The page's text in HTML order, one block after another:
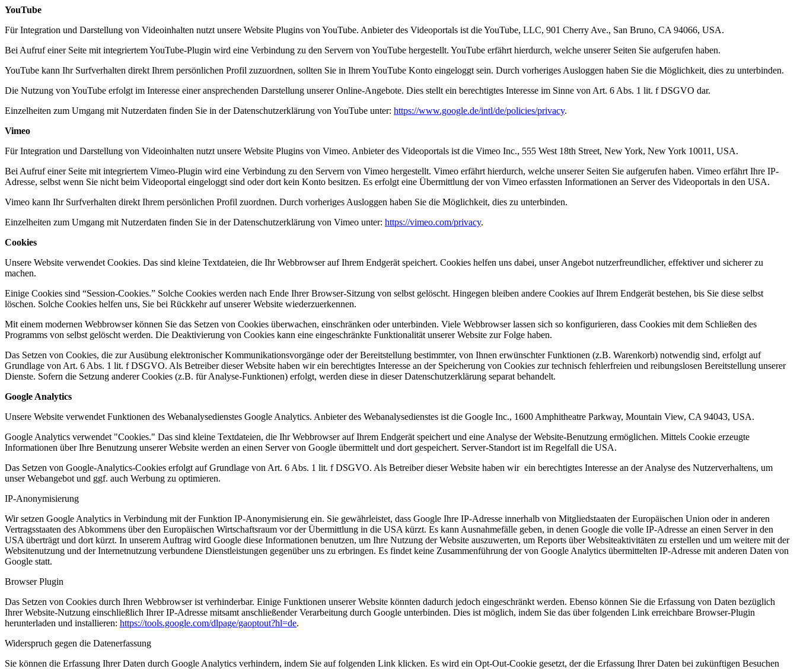
YouTube
Für Integration und Darstellung von Videoinhalten nutzt unsere Website Plugins von YouTube. Anbieter des Videoportals ist die YouTube, LLC, 901 Cherry Ave., San Bruno, CA 94066, USA.
Bei Aufruf einer Seite mit integriertem YouTube-Plugin wird eine Verbindung zu den Servern von YouTube hergestellt. YouTube erfährt hierdurch, welche unserer Seiten Sie aufgerufen haben.
YouTube kann Ihr Surfverhalten direkt Ihrem persönlichen Profil zuzuordnen, sollten Sie in Ihrem YouTube Konto eingeloggt sein. Durch vorheriges Ausloggen haben Sie die Möglichkeit, dies zu unterbinden.
Die Nutzung von YouTube erfolgt im Interesse einer ansprechenden Darstellung unserer Online-Angebote. Dies stellt ein berechtigtes Interesse im Sinne von Art. 6 Abs. 1 lit. f DSGVO dar.
Einzelheiten zum Umgang mit Nutzerdaten finden Sie in der Datenschutzerklärung von YouTube unter: https://www.google.de/intl/de/policies/privacy.
Vimeo
Für Integration und Darstellung von Videoinhalten nutzt unsere Website Plugins von Vimeo. Anbieter des Videoportals ist die Vimeo Inc., 555 West 18th Street, New York, New York 10011, USA.
Bei Aufruf einer Seite mit integriertem Vimeo-Plugin wird eine Verbindung zu den Servern von Vimeo hergestellt. Vimeo erfährt hierdurch, welche unserer Seiten Sie aufgerufen haben. Vimeo erfährt Ihre IP-
Adresse, selbst wenn Sie nicht beim Videoportal eingeloggt sind oder dort kein Konto besitzen. Es erfolgt eine Übermittlung der von Vimeo erfassten Informationen an Server des Videoportals in den USA.
Vimeo kann Ihr Surfverhalten direkt Ihrem persönlichen Profil zuordnen. Durch vorheriges Ausloggen haben Sie die Möglichkeit, dies zu unterbinden.
Einzelheiten zum Umgang mit Nutzerdaten finden Sie in der Datenschutzerklärung von Vimeo unter: https://vimeo.com/privacy.
Cookies
Unsere Website verwendet Cookies. Das sind kleine Textdateien, die Ihr Webbrowser auf Ihrem Endgerät speichert. Cookies helfen uns dabei, unser Angebot nutzerfreundlicher, effektiver und sicherer zu
machen.
Einige Cookies sind “Session-Cookies.” Solche Cookies werden nach Ende Ihrer Browser-Sitzung von selbst gelöscht. Hingegen bleiben andere Cookies auf Ihrem Endgerät bestehen, bis Sie diese selbst
löschen. Solche Cookies helfen uns, Sie bei Rückkehr auf unserer Website wiederzuerkennen.
Mit einem modernen Webbrowser können Sie das Setzen von Cookies überwachen, einschränken oder unterbinden. Viele Webbrowser lassen sich so konfigurieren, dass Cookies mit dem Schließen des
Programms von selbst gelöscht werden. Die Deaktivierung von Cookies kann eine eingeschränkte Funktionalität unserer Website zur Folge haben.
Das Setzen von Cookies, die zur Ausübung elektronischer Kommunikationsvorgänge oder der Bereitstellung bestimmter, von Ihnen erwünschter Funktionen (z.B. Warenkorb) notwendig sind, erfolgt auf
Grundlage von Art. 6 Abs. 1 lit. f DSGVO. Als Betreiber dieser Website haben wir ein berechtigtes Interesse an der Speicherung von Cookies zur technisch fehlerfreien und reibungslosen Bereitstellung unserer
Dienste. Sofern die Setzung anderer Cookies (z.B. für Analyse-Funktionen) erfolgt, werden diese in dieser Datenschutzerklärung separat behandelt.
Google Analytics
Unsere Website verwendet Funktionen des Webanalysedienstes Google Analytics. Anbieter des Webanalysedienstes ist die Google Inc., 1600 Amphitheatre Parkway, Mountain View, CA 94043, USA.
Google Analytics verwendet "Cookies." Das sind kleine Textdateien, die Ihr Webbrowser auf Ihrem Endgerät speichert und eine Analyse der Website-Benutzung ermöglichen. Mittels Cookie erzeugte
Informationen über Ihre Benutzung unserer Website werden an einen Server von Google übermittelt und dort gespeichert. Server-Standort ist im Regelfall die USA.
Das Setzen von Google-Analytics-Cookies erfolgt auf Grundlage von Art. 6 Abs. 1 lit. f DSGVO. Als Betreiber dieser Website haben wir ein berechtigtes Interesse an der Analyse des Nutzerverhaltens, um
unser Webangebot und ggf. auch Werbung zu optimieren.
IP-Anonymisierung
Wir setzen Google Analytics in Verbindung mit der Funktion IP-Anonymisierung ein. Sie gewährleistet, dass Google Ihre IP-Adresse innerhalb von Mitgliedstaaten der Europäischen Union oder in anderen
Vertragsstaaten des Abkommens über den Europäischen Wirtschaftsraum vor der Übermittlung in die USA kürzt. Es kann Ausnahmefälle geben, in denen Google die volle IP-Adresse an einen Server in den
USA überträgt und dort kürzt. In unserem Auftrag wird Google diese Informationen benutzen, um Ihre Nutzung der Website auszuwerten, um Reports über Websiteaktivitäten zu erstellen und um weitere mit der
Websitenutzung und der Internetnutzung verbundene Dienstleistungen gegenüber uns zu erbringen. Es findet keine Zusammenführung der von Google Analytics übermittelten IP-Adresse mit anderen Daten von
Google statt.
Browser Plugin
Das Setzen von Cookies durch Ihren Webbrowser ist verhinderbar. Einige Funktionen unserer Website könnten dadurch jedoch eingeschränkt werden. Ebenso können Sie die Erfassung von Daten bezüglich
Ihrer Website-Nutzung einschließlich Ihrer IP-Adresse mitsamt anschließender Verarbeitung durch Google unterbinden. Dies ist möglich, indem Sie das über folgenden Link erreichbare Browser-Plugin
herunterladen und installieren: https://tools.google.com/dlpage/gaoptout?hl=de.
Widerspruch gegen die Datenerfassung
Sie können die Erfassung Ihrer Daten durch Google Analytics verhindern, indem Sie auf folgenden Link klicken. Es wird ein Opt-Out-Cookie gesetzt, der die Erfassung Ihrer Daten bei zukünftigen Besuchen